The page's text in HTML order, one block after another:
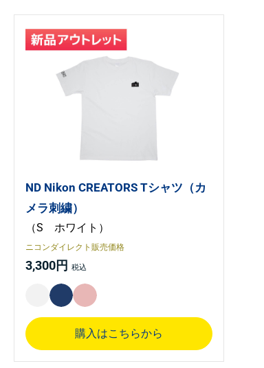
ND Nikon CREATORS Tシャツ（カ
メラ刺繍）
（S ホワイト）
ニコンダイレクト販売価格
3,300円
購入はこちらから